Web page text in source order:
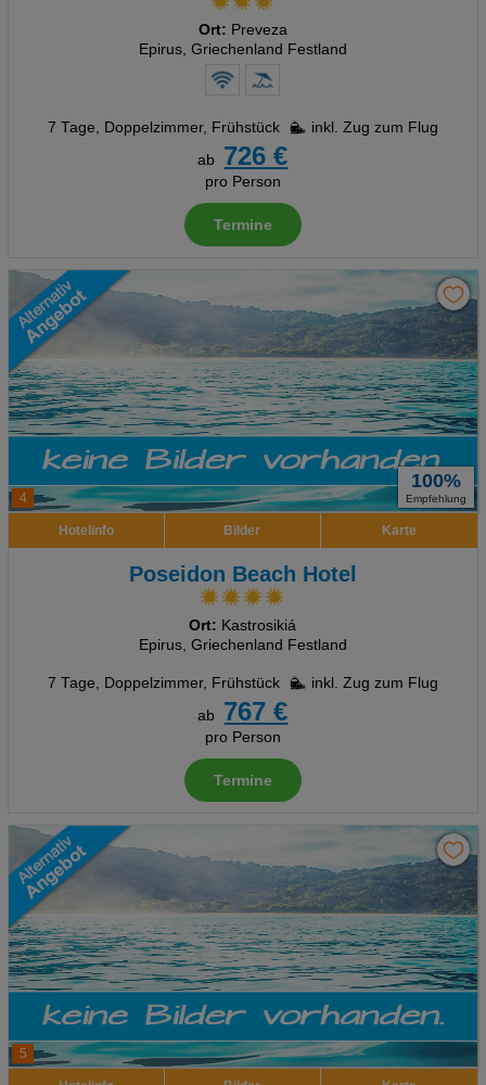
Ort: Preveza
Epirus, Griechenland Festland
7 Tage, Doppelzimmer, Frühstück
inkl. Zug zum Flug
ab
726 €
pro Person
Termine
4
100%
Empfehlung
Hotelinfo Bilder Karte
Poseidon Beach Hotel
Ort: Kastrosikiá
Epirus, Griechenland Festland
7 Tage, Doppelzimmer, Frühstück
inkl. Zug zum Flug
ab
767 €
pro Person
Termine
5